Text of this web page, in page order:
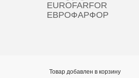
EUROFARFOR
ЕВРОФАРФОР
Товар добавлен в корзину